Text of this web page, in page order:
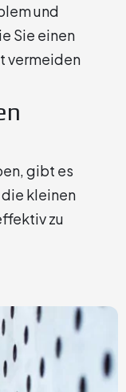
und
Sie einen
vermeiden
gibt es
kleinen
zu